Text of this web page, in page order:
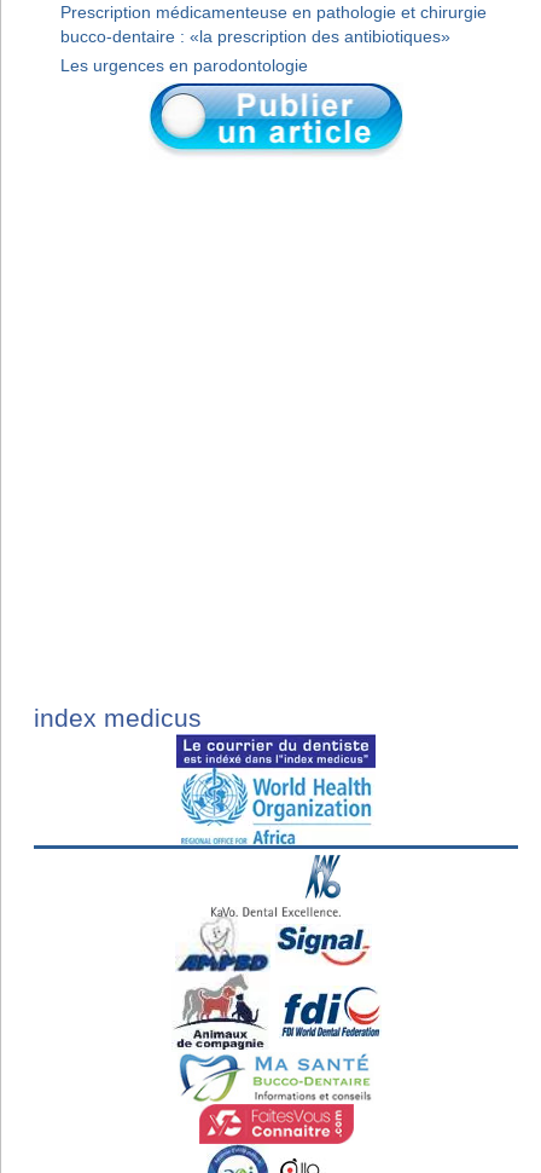
Prescription médicamenteuse en pathologie et chirurgie
bucco-dentaire : «la prescription des antibiotiques»
Les urgences en parodontologie
index medicus